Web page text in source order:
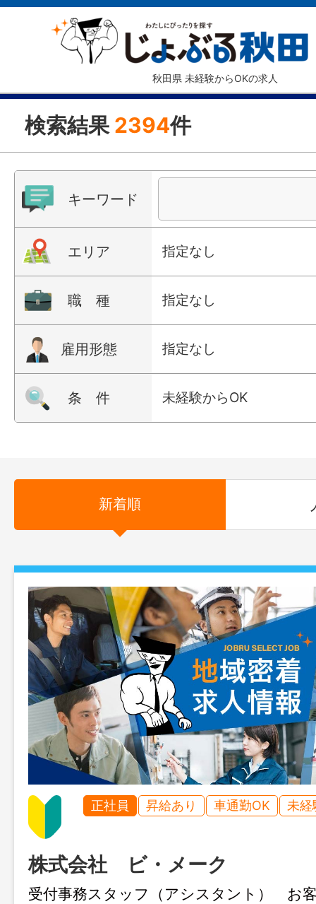
秋田県 未経験からOKの求人
検索結果 2394件
キーワード
エリア 指定なし
職 種 指定なし
雇用形態 指定なし
条 件 未経験からOK
新着順
正社員 昇給あり 車通勤OK 未経
株式会社 ビ・メーク
受付事務スタッフ（アシスタント） お